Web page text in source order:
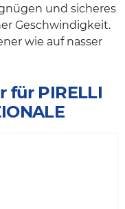
und sicheres
Geschwindigkeit.
wie auf nasser
für PIRELLI